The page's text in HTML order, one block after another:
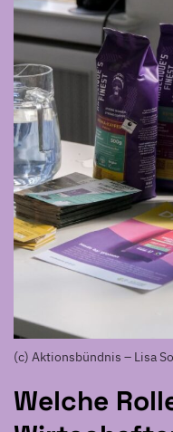
Welche
(c) Aktionsbündnis – Lisa